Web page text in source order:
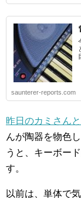
saunterer-reports.com
昨日のカミさん
んが陶器を物色
うと、キーボー
す。
以前は、単体で